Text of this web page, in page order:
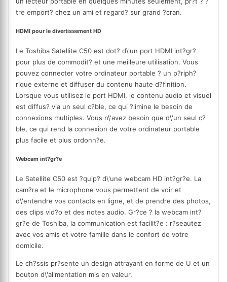
tre emport? chez un ami et regard? sur grand ?cran.
HDMI pour le divertissement HD
Le Toshiba Satellite C50 est dot? d\'un port HDMI int?gr?
pour plus de commodit? et une meilleure utilisation. Vous
pouvez connecter votre ordinateur portable ? un p?riph?
rique externe et diffuser du contenu haute d?finition.
Lorsque vous utilisez le port HDMI, le contenu audio et visuel
est diffus? via un seul c?ble, ce qui ?limine le besoin de
connexions multiples. Vous n\'avez besoin que d\'un seul c?
ble, ce qui rend la connexion de votre ordinateur portable
plus facile et plus ordonn?e.
Webcam int?gr?e
Le Satellite C50 est ?quip? d\'une webcam HD int?gr?e. La
cam?ra et le microphone vous permettent de voir et
d\'entendre vos contacts en ligne, et de prendre des photos,
des clips vid?o et des notes audio. Gr?ce ? la webcam int?
gr?e de Toshiba, la communication est facilit?e : r?seautez
avec vos amis et votre famille dans le confort de votre
domicile.
Le ch?ssis pr?sente un design attrayant en forme de U et un
bouton d\'alimentation mis en valeur.